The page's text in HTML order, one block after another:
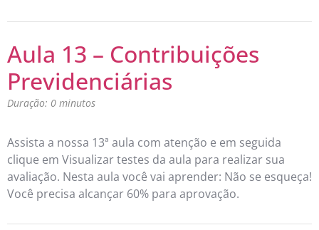
Aula 13 – Contribuições
Previdenciárias
Duração: 0 minutos
Assista a nossa 13ª aula com atenção e em seguida
clique em Visualizar testes da aula para realizar sua
avaliação. Nesta aula você vai aprender: Não se esqueça!
Você precisa alcançar 60% para aprovação.